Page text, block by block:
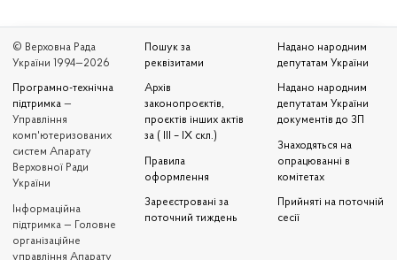
© Верховна Рада
України 1994—2026
Програмно-технічна
підтримка —
Управління
комп'ютеризованих
систем Апарату
Верховної Ради
України
Iнформаційна
підтримка — Головне
організаційне
управління Апарату
Пошук за
реквізитами
Архів
законопроєктів,
проєктів інших актів
за ( III – IX скл.)
Правила
оформлення
Зареєстровані за
поточний тиждень
Надано народним
депутатам України
Надано народним
депутатам України
документів до ЗП
Знаходяться на
опрацюванні в
комітетах
Прийняті на поточній
сесії